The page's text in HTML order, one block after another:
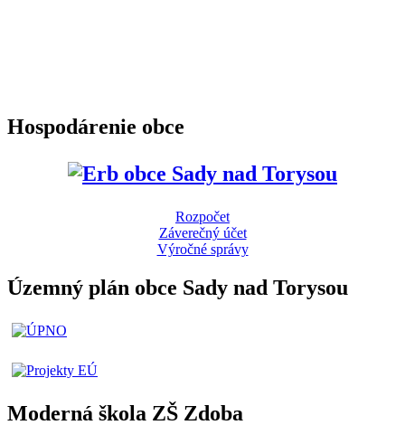
Hospodárenie obce
Rozpočet
Záverečný účet
Výročné správy
Územný plán obce Sady nad Torysou
Moderná škola ZŠ Zdoba